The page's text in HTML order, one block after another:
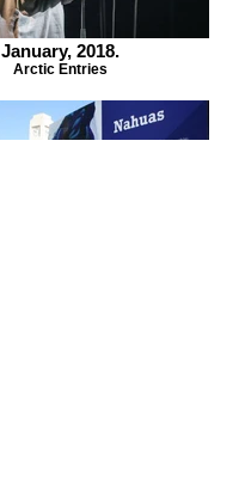
January, 2018.
Arctic Entries